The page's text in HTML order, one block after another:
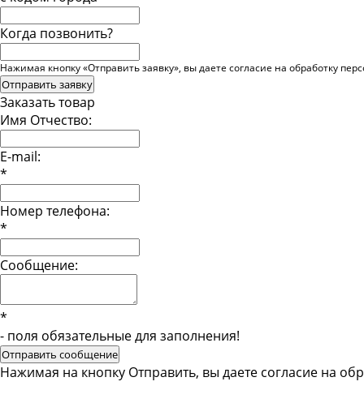
Когда позвонить?
Нажимая кнопку «Отправить заявку», вы даете согласие на обработку
Отправить заявку
Заказать товар
Имя Отчество:
E-mail:
*
Номер телефона:
*
Сообщение:
*
- поля обязательные для заполнения!
Отправить сообщение
Нажимая на кнопку Отправить, вы даете согласие на